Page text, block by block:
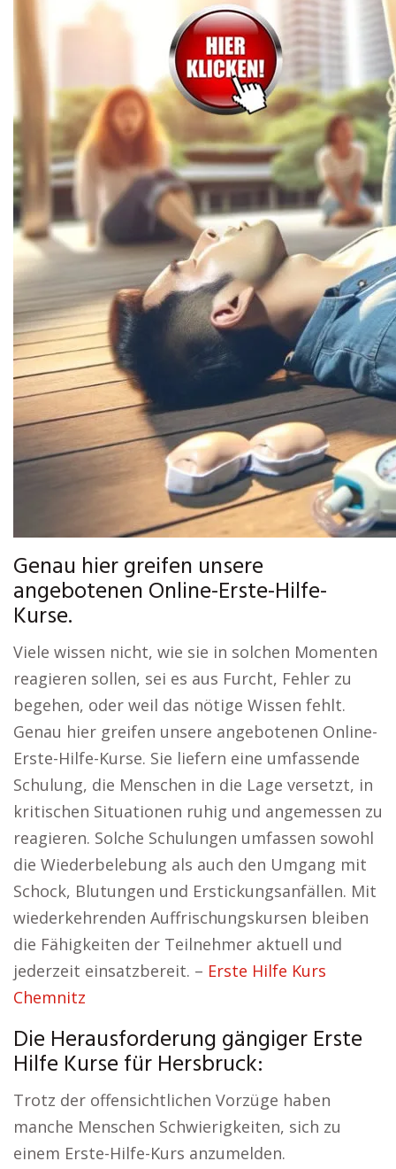
Genau hier greifen unsere
angebotenen Online-Erste-Hilfe-
Kurse.
Viele wissen nicht, wie sie in solchen Momenten
reagieren sollen, sei es aus Furcht, Fehler zu
begehen, oder weil das nötige Wissen fehlt.
Genau hier greifen unsere angebotenen Online-
Erste-Hilfe-Kurse. Sie liefern eine umfassende
Schulung, die Menschen in die Lage versetzt, in
kritischen Situationen ruhig und angemessen zu
reagieren. Solche Schulungen umfassen sowohl
die Wiederbelebung als auch den Umgang mit
Schock, Blutungen und Erstickungsanfällen. Mit
wiederkehrenden Auffrischungskursen bleiben
die Fähigkeiten der Teilnehmer aktuell und
jederzeit einsatzbereit. – Erste Hilfe Kurs
Chemnitz
Die Herausforderung gängiger Erste
Hilfe Kurse für Hersbruck:
Trotz der offensichtlichen Vorzüge haben
manche Menschen Schwierigkeiten, sich zu
einem Erste-Hilfe-Kurs anzumelden.